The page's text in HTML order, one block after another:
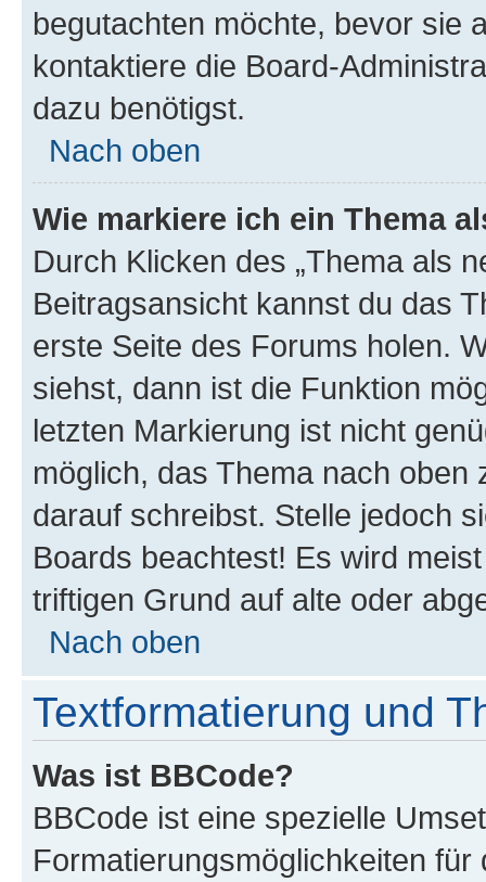
begutachten möchte, bevor sie
kontaktiere die Board-
dazu benötigst.
Nach oben
Wie markiere ich ein Thema
Durch Klicken des „Thema als
Beitragsansicht kannst du das
erste Seite des Forums holen.
siehst, dann ist die Funktion
letzten Markierung ist nicht
möglich, das Thema nach oben
darauf schreibst. Stelle jedoch
Boards beachtest! Es wird
triftigen Grund auf alte oder
Nach oben
Textformatierung und
Was ist BBCode?
BBCode ist eine spezielle
Formatierungsmöglichkeiten